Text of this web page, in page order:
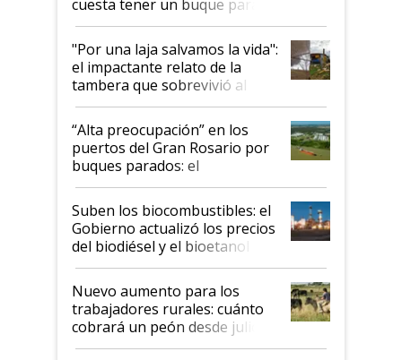
cuesta tener un buque parado
y el peligro de que Argentina
pase a ser "país sucio"
"Por una laja salvamos la vida":
el impactante relato de la
tambera que sobrevivió al
tornado
“Alta preocupación” en los
puertos del Gran Rosario por
buques parados: el
funcionamiento de las
exportadoras en tensión tras
la medida de fuerza de los
prácticos
Suben los biocombustibles: el
Gobierno actualizó los precios
del biodiésel y el bioetanol
Nuevo aumento para los
trabajadores rurales: cuánto
cobrará un peón desde julio